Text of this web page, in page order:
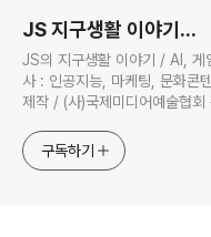
JS 지구생활 이야기...
JS의 지구생활 이야기 / AI, 게임, 호텔, 여행 / NCS 확인강
사 : 인공지능, 마케팅, 문화콘
제작 / (사)국제미디어예술협회
구독하기